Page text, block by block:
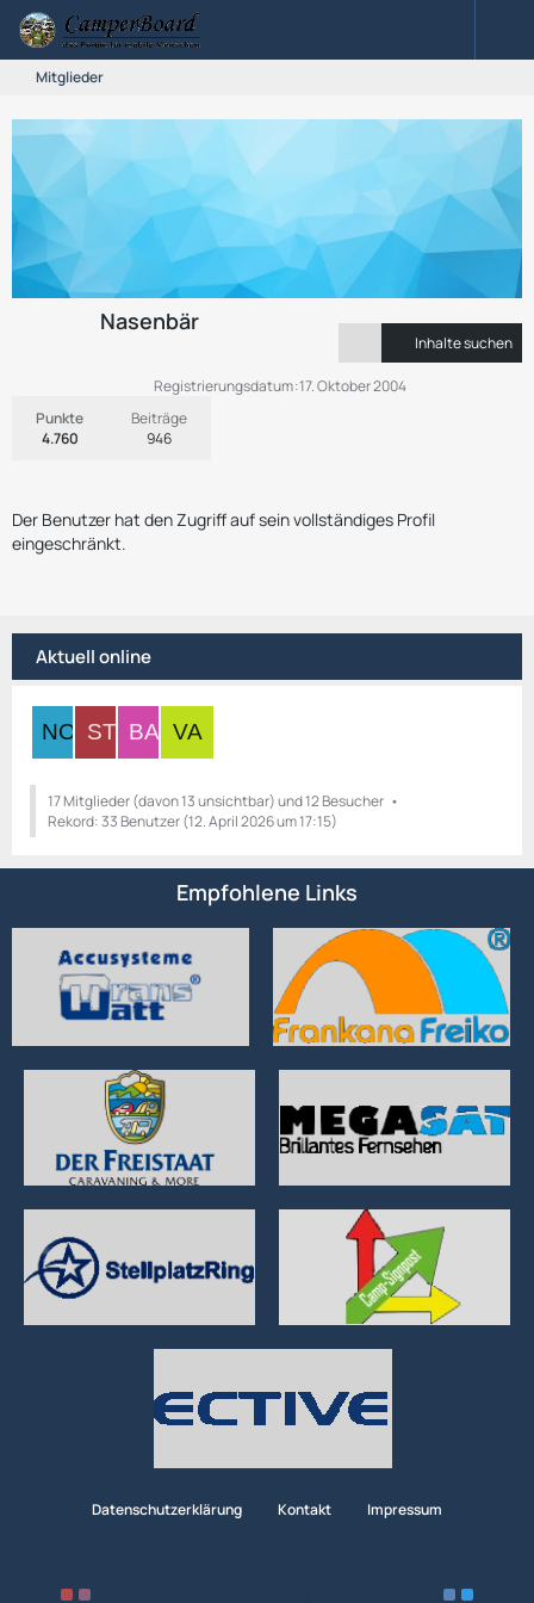
Mitglieder
Nasenbär
Punkte
4.760
Beiträge
946
Inhalte suchen
Registrierungsdatum 17. Oktober 2004
Der Benutzer hat den Zugriff auf sein vollständiges Profil
eingeschränkt.
Aktuell online
17 Mitglieder (davon 13 unsichtbar) und 12 Besucher
Rekord: 33 Benutzer (12. April 2026 um 17:15)
Empfohlene Links
Datenschutzerklärung Kontakt Impressum